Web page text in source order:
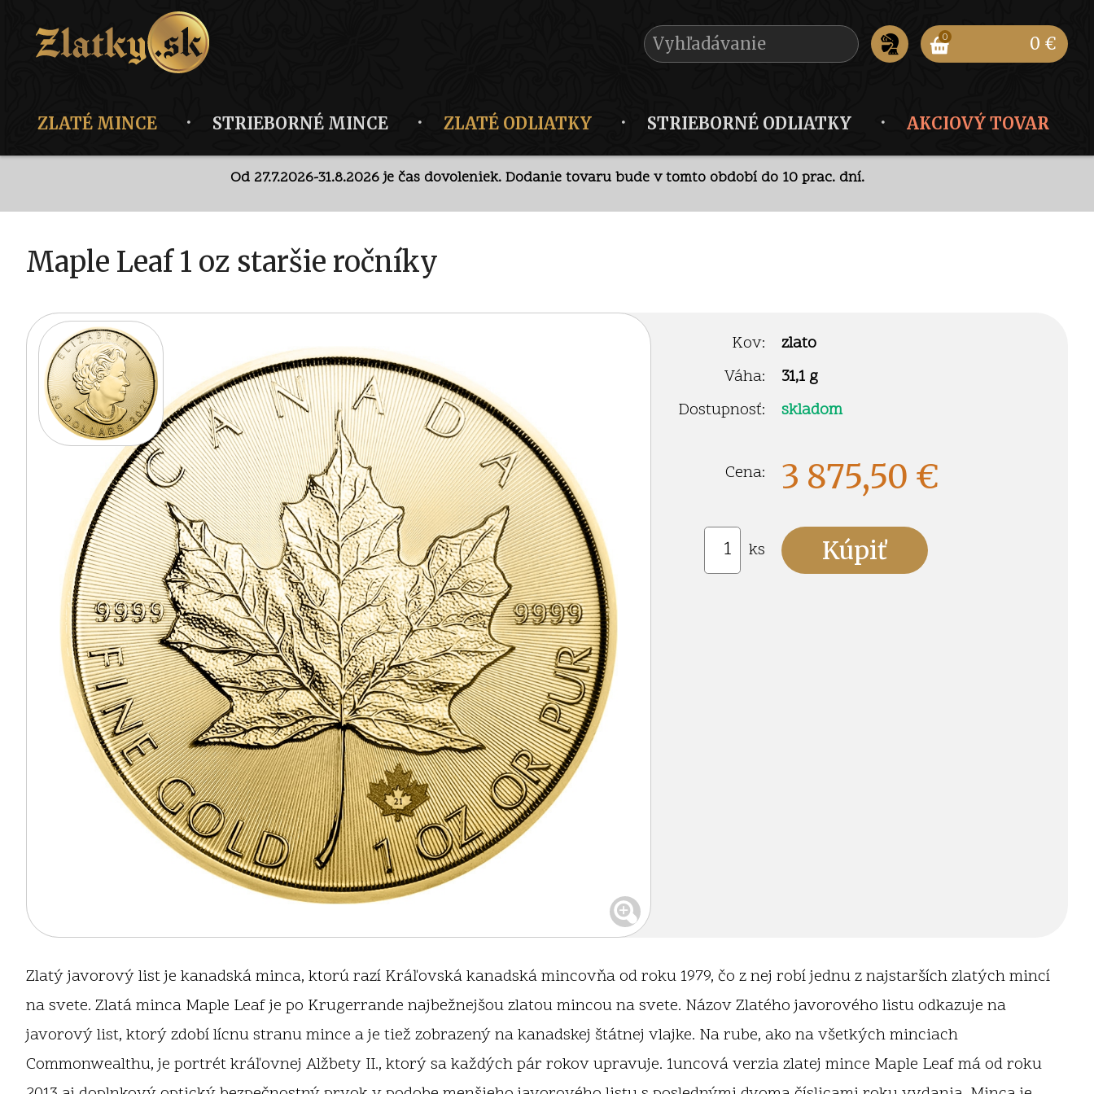
0 0 €
ZLATÉ MINCE STRIEBORNÉ MINCE ZLATÉ ODLIATKY STRIEBORNÉ ODLIATKY
AKCIOVÝ TOVAR
Diskrétny predaj v kamennej predajni po
Maple Leaf 1 oz staršie ročníky
Kov:
zlato
Váha:
31,1 g
Dostupnosť:
skladom
Cena: 3 875,50 €
ks
Zlatý javorový list je kanadská minca, ktorú razí Kráľovská kanadská mincovňa od roku 1979, čo z nej robí jednu z najstarších zlatých mincí
na svete. Zlatá minca Maple Leaf je po Krugerrande najbežnejšou zlatou mincou na svete. Názov Zlatého javorového listu odkazuje na
javorový list, ktorý zdobí lícnu stranu mince a je tiež zobrazený na kanadskej štátnej vlajke. Na rube, ako na všetkých minciach
Commonwealthu, je portrét kráľovnej Alžbety II., ktorý sa každých pár rokov upravuje. 1uncová verzia zlatej mince Maple Leaf má od roku